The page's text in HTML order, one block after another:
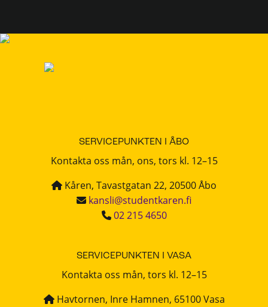
SERVICEPUNKTEN I ÅBO
Kontakta oss mån, ons, tors kl. 12–15
Kåren, Tavastgatan 22, 20500 Åbo
kansli@studentkaren.fi
02 215 4650
SERVICEPUNKTEN I VASA
Kontakta oss mån, tors kl. 12–15
Havtornen, Inre Hamnen, 65100 Vasa